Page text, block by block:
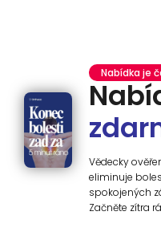
Nabídka je
Vědecky
eliminuje
spokojených
Začněte zítra